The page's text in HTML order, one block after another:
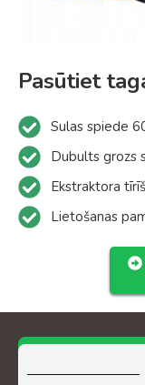
Pasūtiet
Sulas spiede
Dubults grozs
Ekstraktora
Lietošanas